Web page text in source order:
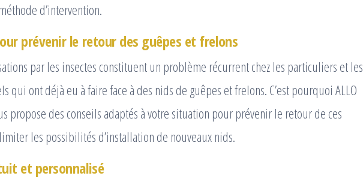
d’intervention.
prévenir le retour des guêpes et frelons
par les insectes constituent un problème récurrent chez les particuliers et les
qui ont déjà eu à faire face à des nids de guêpes et frelons. C’est pourquoi ALLO
propose des conseils adaptés à votre situation pour prévenir le retour de ces
les possibilités d’installation de nouveaux nids.
et personnalisé